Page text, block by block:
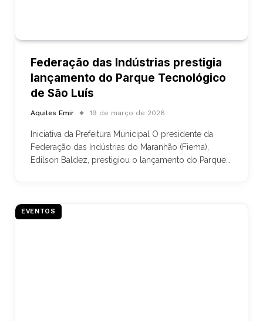
Federação das Indústrias prestigia
lançamento do Parque Tecnológico
de São Luís
Aquiles Emir 19 de março de 2026
Iniciativa da Prefeitura Municipal O presidente da
Federação das Indústrias do Maranhão (Fiema),
Edilson Baldez, prestigiou o lançamento do Parque…
EVENTOS